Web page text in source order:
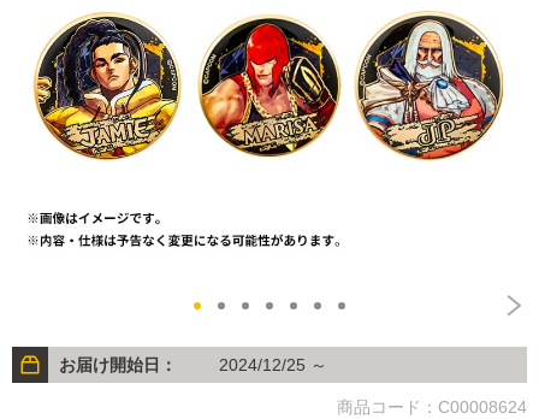
お届け開始日： 2024/12/25 ～
商品コード：C00008624